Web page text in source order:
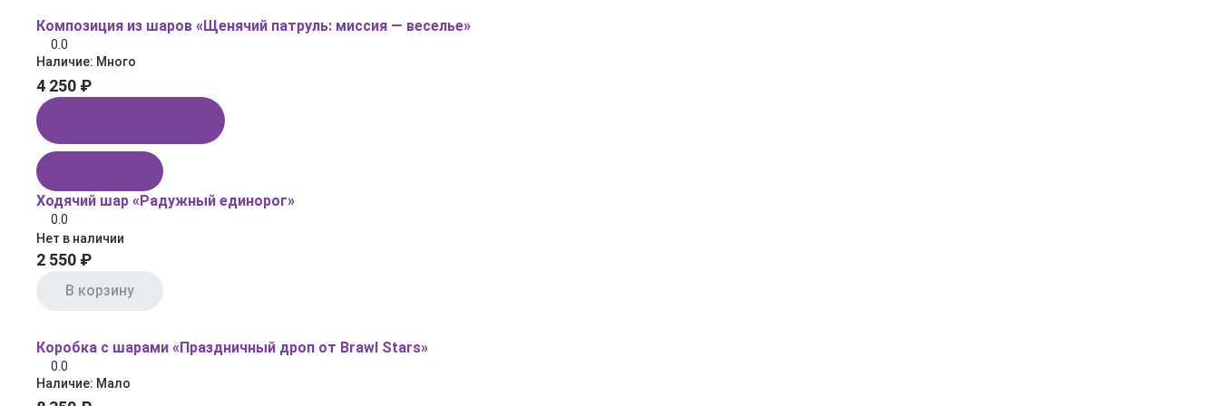
Композиция из шаров «Щенячий патруль: миссия — веселье»
0.0
Наличие: Много
4 250 ₽
Ходячий шар «Радужный единорог»
0.0
Нет в наличии
2 550 ₽
В корзину
Коробка с шарами «Праздничный дроп от Brawl Stars»
0.0
Наличие: Мало